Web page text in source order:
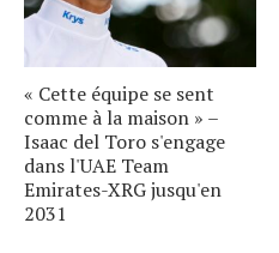
« Cette équipe se sent
comme à la maison » –
Isaac del Toro s'engage
dans l'UAE Team
Emirates-XRG jusqu'en
2031